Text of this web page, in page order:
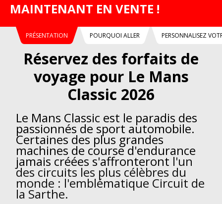
MAINTENANT EN VENTE !
PRÉSENTATION POURQUOI ALLER PERSONNALISEZ
Réservez des forfaits de
voyage pour Le Mans
Classic 2026
Le Mans Classic est le paradis des
passionnés de sport automobile.
Certaines des plus grandes
machines de course d'endurance
jamais créées s'affronteront l'un
des circuits les plus célèbres du
monde : l'emblématique Circuit de
la Sarthe.